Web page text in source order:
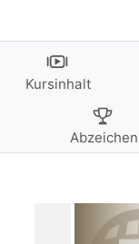
Kursinhalt
Abzeichen